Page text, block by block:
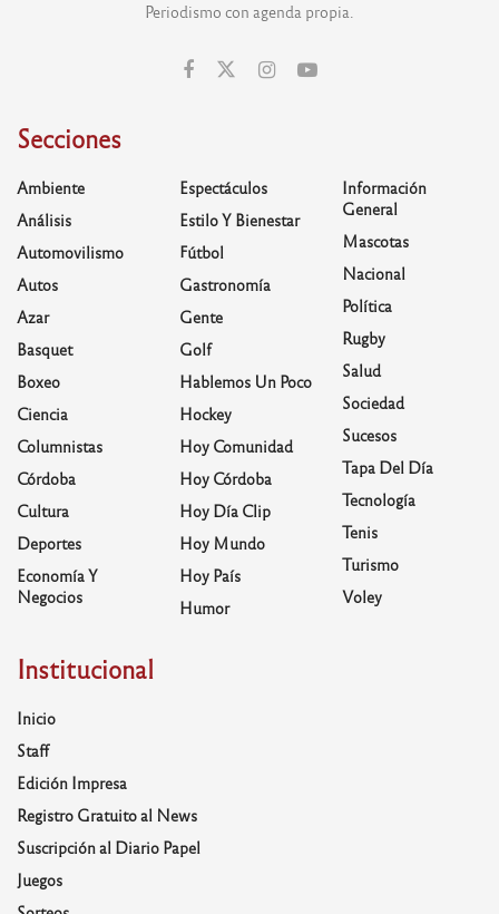
Periodismo con agenda propia.
Secciones
Ambiente
Análisis
Automovilismo
Autos
Azar
Basquet
Boxeo
Ciencia
Columnistas
Córdoba
Cultura
Deportes
Economía Y
Negocios
Espectáculos
Estilo Y Bienestar
Fútbol
Gastronomía
Gente
Golf
Hablemos Un Poco
Hockey
Hoy Comunidad
Hoy Córdoba
Hoy Día Clip
Hoy Mundo
Hoy País
Humor
Información
General
Mascotas
Nacional
Política
Rugby
Salud
Sociedad
Sucesos
Tapa Del Día
Tecnología
Tenis
Turismo
Voley
Institucional
Inicio
Staff
Edición Impresa
Registro Gratuito al News
Suscripción al Diario Papel
Juegos